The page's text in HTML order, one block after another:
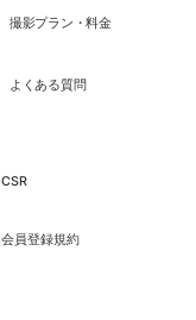
撮影プラン・料金
よくある質問
CSR
会員登録規約